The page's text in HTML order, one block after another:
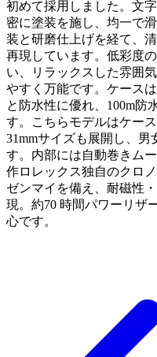
初めて採用しました。文
密に塗装を施し、均一で
装と研磨仕上げを経て、
再現しています。低彩度
い、リラックスした雰囲
やすく万能です。ケース
と防水性に優れ、100m防
す。こちらモデルはケース
31mmサイズも展開し、男
す。内部には自動巻きム
作ロレックス独自のクロ
ゼンマイを備え、耐磁性
現。約70 時間パワーリザ
心です。